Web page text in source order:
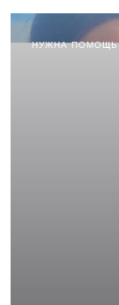
НУЖНА ПОМОЩЬ